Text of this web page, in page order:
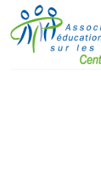
Passer
contenu